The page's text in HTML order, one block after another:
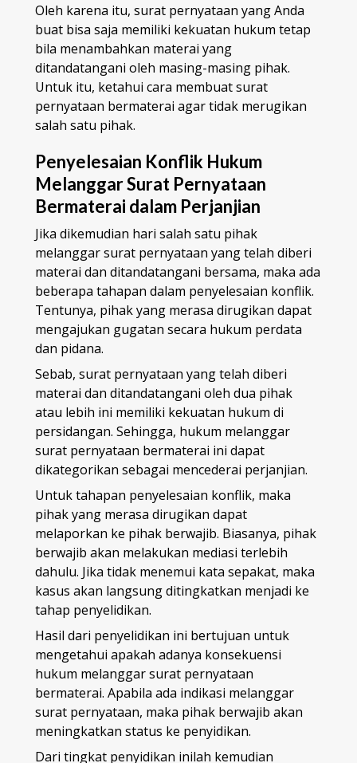
Oleh karena itu, surat pernyataan yang Anda
buat bisa saja memiliki kekuatan hukum tetap
bila menambahkan materai yang
ditandatangani oleh masing-masing pihak.
Untuk itu, ketahui cara membuat surat
pernyataan bermaterai agar tidak merugikan
salah satu pihak.
Penyelesaian Konflik Hukum
Melanggar Surat Pernyataan
Bermaterai dalam Perjanjian
Jika dikemudian hari salah satu pihak
melanggar surat pernyataan yang telah diberi
materai dan ditandatangani bersama, maka ada
beberapa tahapan dalam penyelesaian konflik.
Tentunya, pihak yang merasa dirugikan dapat
mengajukan gugatan secara hukum perdata
dan pidana.
Sebab, surat pernyataan yang telah diberi
materai dan ditandatangani oleh dua pihak
atau lebih ini memiliki kekuatan hukum di
persidangan. Sehingga, hukum melanggar
surat pernyataan bermaterai ini dapat
dikategorikan sebagai mencederai perjanjian.
Untuk tahapan penyelesaian konflik, maka
pihak yang merasa dirugikan dapat
melaporkan ke pihak berwajib. Biasanya, pihak
berwajib akan melakukan mediasi terlebih
dahulu. Jika tidak menemui kata sepakat, maka
kasus akan langsung ditingkatkan menjadi ke
tahap penyelidikan.
Hasil dari penyelidikan ini bertujuan untuk
mengetahui apakah adanya konsekuensi
hukum melanggar surat pernyataan
bermaterai. Apabila ada indikasi melanggar
surat pernyataan, maka pihak berwajib akan
meningkatkan status ke penyidikan.
Dari tingkat penyidikan inilah kemudian